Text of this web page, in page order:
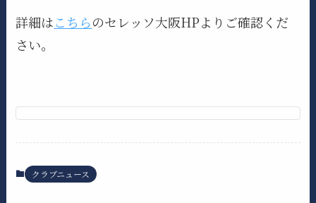
詳細はこちらのセレッソ大阪HPよりご確認くだ
さい。
クラブニュース